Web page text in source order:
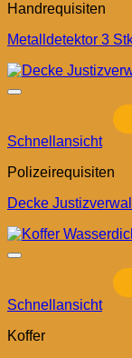
Handrequisiten
Metalldetektor 3
Schnellansicht
Polizeirequisiten
Decke
Schnellansicht
Koffer